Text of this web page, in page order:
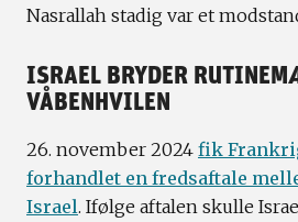
Nasrallah stadig var et
ISRAEL BRYDER
VÅBENHVILEN
26. november 2024 fik
forhandlet en fredsaftale
Israel. Ifølge aftalen skulle